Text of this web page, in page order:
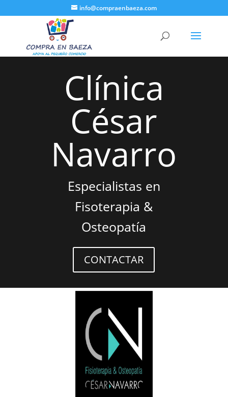
info@compraenbaeza.com
Clínica
César
Navarro
Especialistas en
Fisoterapia &
Osteopatía
CONTACTAR